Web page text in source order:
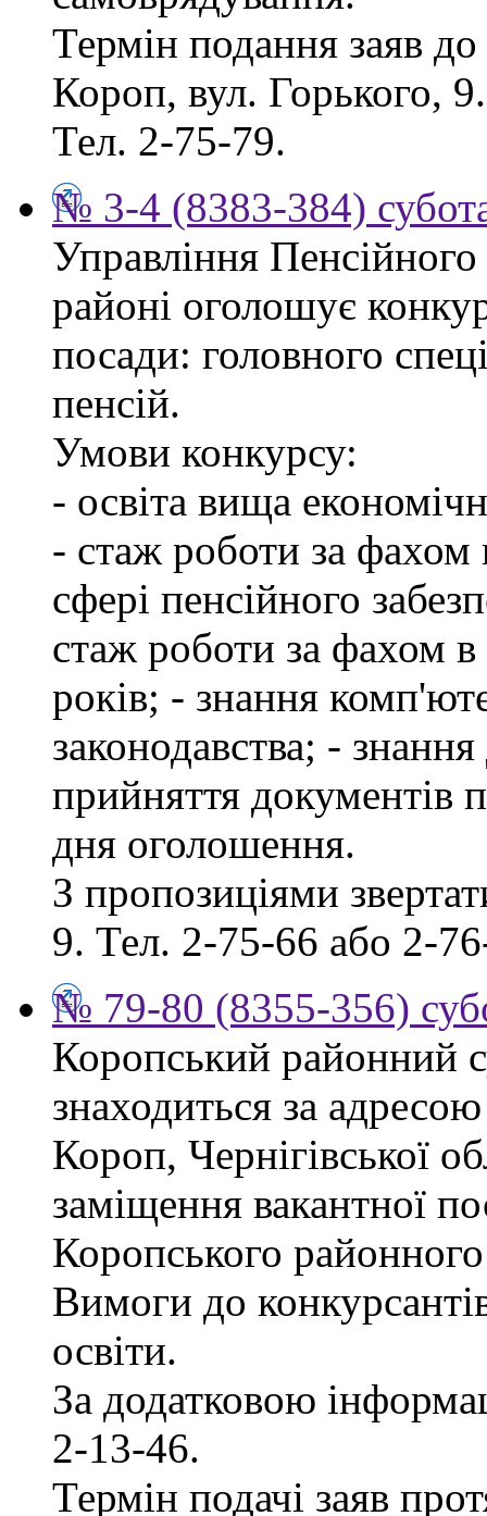
Термін подання заяв
Короп, вул. Горького,
Тел. 2-75-79.
№ 3-4 (8383-384)
Управління
районі оголошує
посади: головного
пенсій.
Умови конкурсу:
- освіта вища
- стаж роботи за фахом
сфері пенсійного
стаж роботи за фахом
років; - знання
законодавства; -
прийняття документів
дня оголошення.
З пропозиціями
9. Тел. 2-75-66 або 2-
№ 79-80 (8355-356)
Коропський районний
знаходиться за
Короп, Чернігівської
заміщення вакантної
Коропського
Вимоги до
освіти.
За додатковою
2-13-46.
Термін подачі заяв